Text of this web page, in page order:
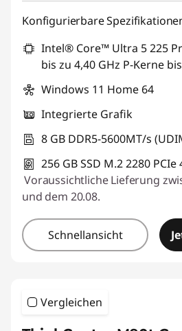
Konfigurierbare
Intel® Core™ Ultra 5 225
bis zu 4,40 GHz P-Kerne
Windows 11 Home 64
Integrierte Grafik
8 GB DDR5-5600MT/s
256 GB SSD M.2 2280 PCIe
Voraussichtliche Lieferung
und dem 20.08.
Schnellansicht
Vergleichen